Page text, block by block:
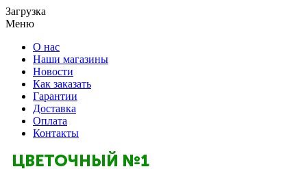
Загрузка
Меню
О нас
Наши магазины
Новости
Как заказать
Гарантии
Доставка
Оплата
Контакты